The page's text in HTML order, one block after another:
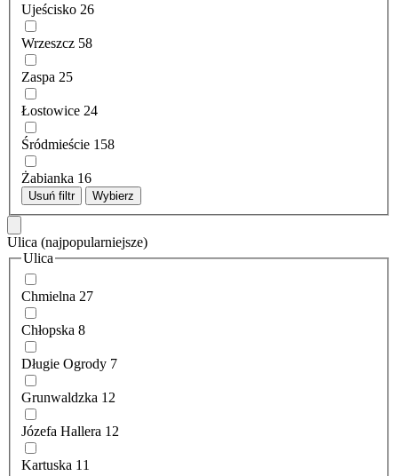
Ujeścisko 26
Wrzeszcz 58
Zaspa 25
Łostowice 24
Śródmieście 158
Żabianka 16
Usuń filtr Wybierz
Ulica (najpopularniejsze)
Ulica
Chmielna 27
Chłopska 8
Długie Ogrody 7
Grunwaldzka 12
Józefa Hallera 12
Kartuska 11